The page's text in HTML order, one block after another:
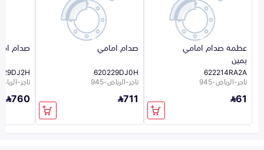
عظمة صدام امامي
يمين
622214RA2A
تاجر-الرياض-945
61
صدام امامي
620229DJ0H
تاجر-الرياض-945
711
صدام
تاجر-الرياض-
760